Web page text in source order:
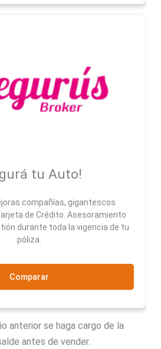
tu Auto!
compañías, gigantescos
de Crédito. Asesoramiento
durante toda la vigencia de tu
póliza.
Comparar
anterior se haga cargo de la
antes de vender.